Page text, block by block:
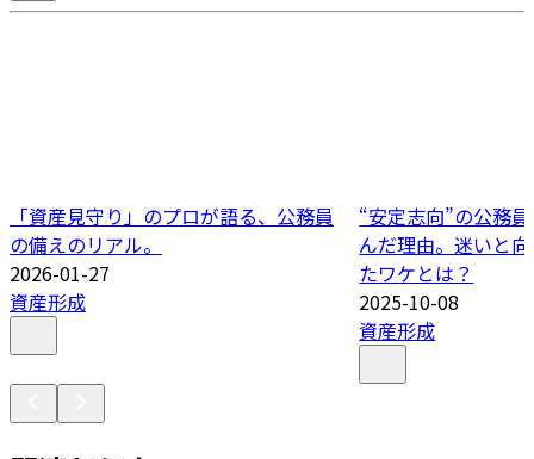
「資産見守り」のプロが語る、公務員
の備えのリアル。
2026-01-27
資産形成
“安定志向”の公務
んだ理由。迷いと
たワケとは？
2025-10-08
資産形成